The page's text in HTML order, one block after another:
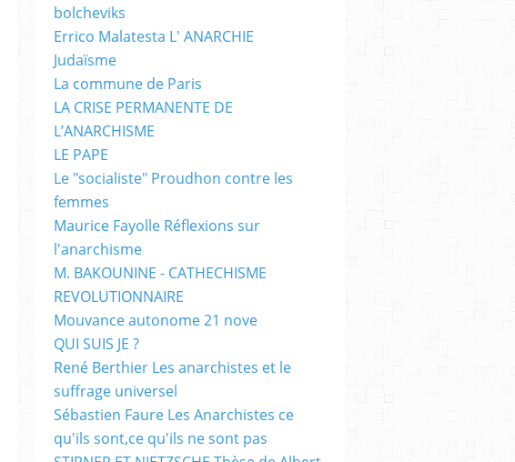
bolcheviks
Errico Malatesta L' ANARCHIE
Judaïsme
La commune de Paris
LA CRISE PERMANENTE DE
L’ANARCHISME
LE PAPE
Le "socialiste" Proudhon contre les
femmes
Maurice Fayolle Réflexions sur
l'anarchisme
M. BAKOUNINE - CATHECHISME
REVOLUTIONNAIRE
Mouvance autonome 21 nove
QUI SUIS JE ?
René Berthier Les anarchistes et le
suffrage universel
Sébastien Faure Les Anarchistes ce
qu'ils sont,ce qu'ils ne sont pas